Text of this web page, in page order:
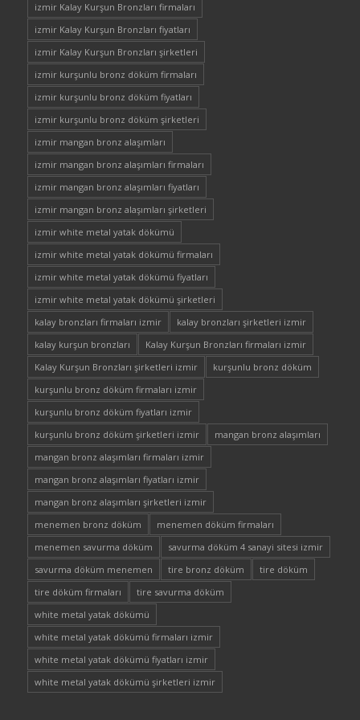
izmir Kalay Kurşun Bronzları firmaları
izmir Kalay Kurşun Bronzları fiyatları
izmir Kalay Kurşun Bronzları şirketleri
izmir kurşunlu bronz döküm firmaları
izmir kurşunlu bronz döküm fiyatları
izmir kurşunlu bronz döküm şirketleri
izmir mangan bronz alaşımları
izmir mangan bronz alaşımları firmaları
izmir mangan bronz alaşımları fiyatları
izmir mangan bronz alaşımları şirketleri
izmir white metal yatak dökümü
izmir white metal yatak dökümü firmaları
izmir white metal yatak dökümü fiyatları
izmir white metal yatak dökümü şirketleri
kalay bronzları firmaları izmir
kalay bronzları şirketleri izmir
kalay kurşun bronzları
Kalay Kurşun Bronzları firmaları izmir
Kalay Kurşun Bronzları şirketleri izmir
kurşunlu bronz döküm
kurşunlu bronz döküm firmaları izmir
kurşunlu bronz döküm fiyatları izmir
kurşunlu bronz döküm şirketleri izmir
mangan bronz alaşımları
mangan bronz alaşımları firmaları izmir
mangan bronz alaşımları fiyatları izmir
mangan bronz alaşımları şirketleri izmir
menemen bronz döküm
menemen döküm firmaları
menemen savurma döküm
savurma döküm 4 sanayi sitesi izmir
savurma döküm menemen
tire bronz döküm
tire döküm
tire döküm firmaları
tire savurma döküm
white metal yatak dökümü
white metal yatak dökümü firmaları izmir
white metal yatak dökümü fiyatları izmir
white metal yatak dökümü şirketleri izmir